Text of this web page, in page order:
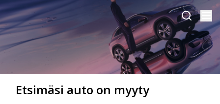
Etsimäsi auto on myyty